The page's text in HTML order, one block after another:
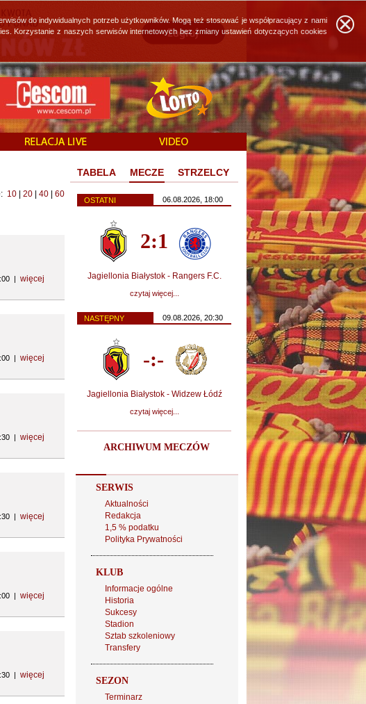
10 20 40 60
| więcej
| więcej
| więcej
| więcej
| więcej
| więcej
TABELA MECZE STRZELCY
OSTATNI 06.08.2026, 18:00
2:1
Jagiellonia Białystok - Rangers F.C.
czytaj więcej...
NASTĘPNY 09.08.2026, 20:30
-:-
Jagiellonia Białystok - Widzew Łódź
czytaj więcej...
ARCHIWUM MECZÓW
SERWIS
Aktualności
Redakcja
1,5 % podatku
Polityka Prywatności
KLUB
Informacje ogólne
Historia
Sukcesy
Stadion
Sztab szkoleniowy
Transfery
SEZON
Terminarz
do indywidualnych potrzeb użytkowników. Mogą też stosować je współpracujący z nami
Korzystanie z naszych serwisów internetowych bez zmiany ustawień dotyczących cookies